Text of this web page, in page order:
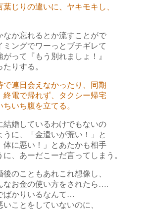
葉じりの違いに、ヤキモキし、
なか忘れるとか流すことがで
ミングでワーっとブチギレて
って『もう別れましょ！』
りする。
で連日会えなかったり、
同期
終電で帰れず、タクシー帰宅
いち腹を立てる。
結婚しているわけでもないの
うに、「金遣いが荒い！」と
体に悪い！」と あたかも相手
、あーだこーだ言ってしまう。
のこともあれこれ想像し、
なお金の使い方をされたら….
ばかりいるなんて…
ことをしていないのに、